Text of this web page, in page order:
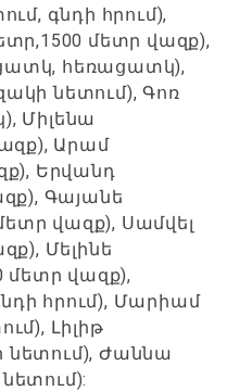
գնդի հրում),
մետր վազք),
հեռացատկ),
նետում), Գոռ
Միլենա
Արամ
Երվանդ
Գայանե
վազք), Սամվել
Մելինե
մետր վազք),
հրում), Մարիամ
Լիլիթ
նետում), Ժաննա